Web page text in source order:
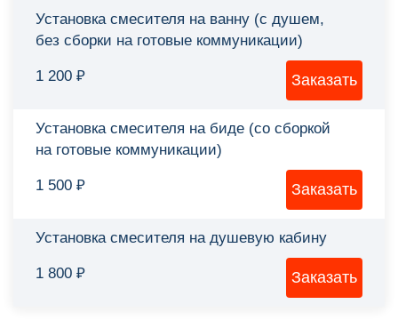
Установка смесителя на ванну (с душем,
без сборки на готовые коммуникации)
1 200 ₽
Установка смесителя на биде (со сборкой
на готовые коммуникации)
1 500 ₽
Установка смесителя на душевую кабину
1 800 ₽